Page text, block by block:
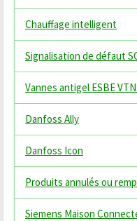
Chauffage intelligent
Signalisation de défaut
Vannes antigel ESBE
Danfoss Ally
Danfoss Icon
Produits annulés ou
Siemens Maison